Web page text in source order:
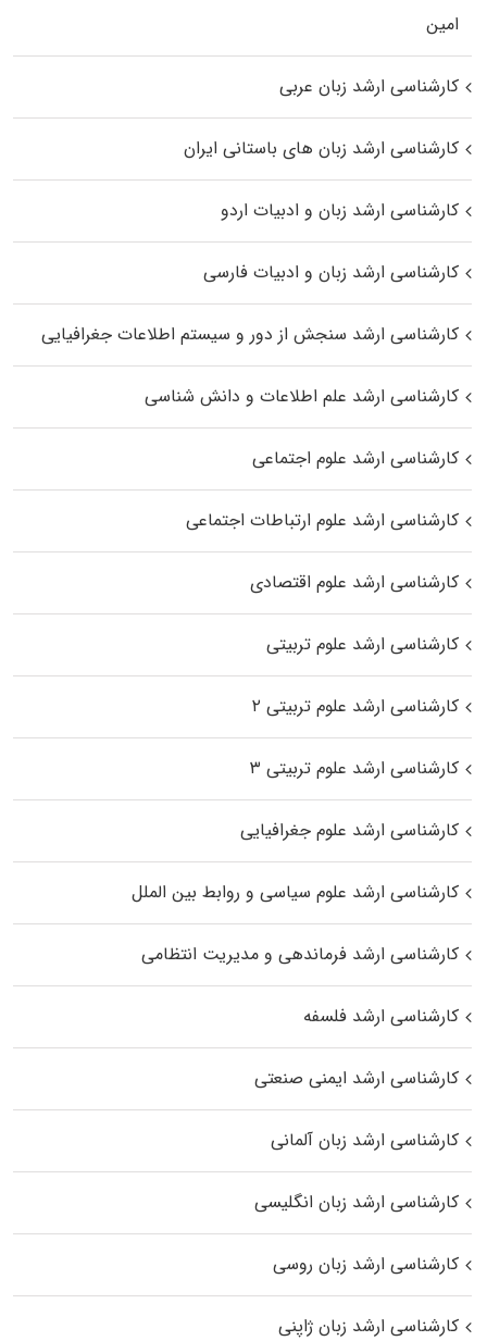
اﻣﻴﻦ
کارشناسی ارشد زبان عربی
کارشناسی ارشد زبان‌ های باستانی ایران
کارشناسی ارشد زبان و ادبیات اردو
کارشناسی ارشد زبان و ادبیات فارسی
کارشناسی ارشد سنجش از دور و سیستم اطلاعات جغرافیایی
کارشناسی ارشد علم اطلاعات و دانش شناسی
کارشناسی ارشد علوم اجتماعی
کارشناسی ارشد علوم ارتباطات اجتماعی
کارشناسی ارشد علوم اقتصادی
کارشناسی ارشد علوم تربیتی
کارشناسی ارشد علوم تربیتی ۲
کارشناسی ارشد علوم تربیتی ۳
کارشناسی ارشد علوم جغرافیایی
کارشناسی ارشد علوم سیاسی و روابط بین الملل
کارشناسی ارشد فرماندهی و مدیریت انتظامی
کارشناسی ارشد فلسفه
کارشناسی ارشد ایمنی صنعتی
کارشناسی ارشد زبان آلمانی
کارشناسی ارشد زبان انگلیسی
کارشناسی ارشد زبان روسی
کارشناسی ارشد زبان ژاپنی